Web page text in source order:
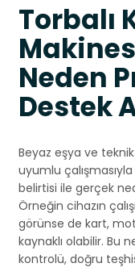
Torbalı
Neden
Destek
Beyaz eşya ve
uyumlu
belirtisi ile gerçek
Örneğin cihazın
görünse de kart,
kaynaklı olabilir. Bu
kontrolü, doğru